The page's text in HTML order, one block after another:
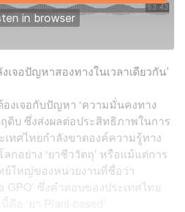
เจอปัญหาสองทางในเวลาเดียวกัน’
งเจอกับปัญหา ‘ความมั่นคงทาง
ถุดิบ ซึ่งส่งผลต่อประสิทธิภาพในการ
ทศไทยกำลังขาดองค์ความรู้ทาง
กอย่าง ‘ยาชีววัตถุ’ หรือแม้แต่การ
ย์ใหญ่ของหน่วยงานที่ชื่อว่า
GPO’ ซึ่งคำตอบของประเทศไทย
‘ยา Plant-based’